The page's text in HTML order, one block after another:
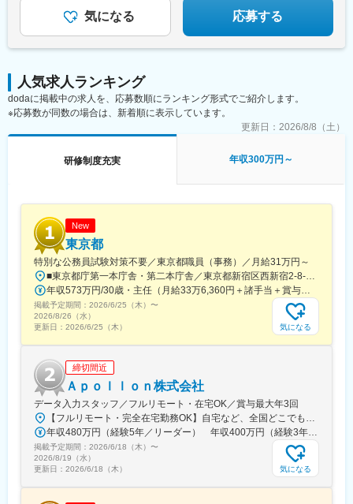
気になる 応募する
人気求人ランキング
dodaに掲載中の求人を、応募数順にランキング形式でご紹介します。
※応募数が同数の場合は、新着順に表示しています。
更新日： 2026/8/8（土）
研修制度充実 年収300万円～
New
東京都
特別な公務員試験対策不要／東京都職員（事務）／月給31万円～
■東京都庁第一本庁舎・第二本庁舎／東京都新宿区西新宿2-8-1 ※東京都庁本庁舎のほか、都内の出先事業所などに配属される場合があります。 ※配属される部署によってリモートワークの相談も可能です。 ◎アクセス・「JR新宿駅」（西口から徒歩約10分）・都営地下鉄大江戸線「都庁前駅」・新宿駅西口（地下バスのりば）から都営バス（都庁循環）「都庁第一本庁舎」、「都庁第二本庁舎」、「都議会議事堂」下車・JR新宿駅西改札「新宿駅西口」バス停から「西参道方面」行きの新宿WEバス乗車、「新宿ワシントンホテル前」下車※禁煙対策：敷地内禁煙
年収573万円/30歳・主任（月給33万6,360円＋諸手当＋賞与） 年収694万円/35歳・課長代理（月給40万3,560円＋諸手当＋賞与）
掲載予定期間： 2026/6/25（木） 〜
2026/8/26（水）
更新日： 2026/6/25（木） 気になる
締切間近
Ａｐｏｌｌｏｎ株式会社
データ入力スタッフ／フルリモート・在宅OK／賞与最大年3回
【フルリモート・完全在宅勤務OK】自宅など、全国どこでもあなたが働きやすい場所で働けます★転居を伴う転勤なし★全国47都道府県どこからでも応募OK【本社】東京都新宿区山吹町130番地の15 茜ビル2-A＜アクセス＞有楽町線「江戸川橋駅」、東西線「東西線」より徒歩10分※受動喫煙対策：あり
年収480万円（経験5年／リーダー） 年収400万円（経験3年／メンバー）
掲載予定期間： 2026/6/18（木） 〜
2026/8/19（水）
更新日： 2026/6/18（木） 気になる